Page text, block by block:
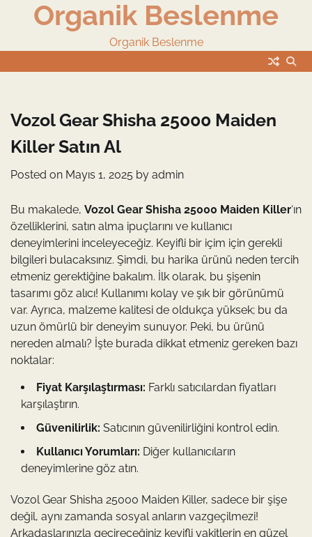
Organik Beslenme
Organik Beslenme
Vozol Gear Shisha 25000 Maiden
Killer Satın Al
Posted on Mayıs 1, 2025 by admin
Bu makalede, Vozol Gear Shisha 25000 Maiden Killer‘ın
özelliklerini, satın alma ipuçlarını ve kullanıcı
deneyimlerini inceleyeceğiz. Keyifli bir içim için gerekli
bilgileri bulacaksınız. Şimdi, bu harika ürünü neden tercih
etmeniz gerektiğine bakalım. İlk olarak, bu şişenin
tasarımı göz alıcı! Kullanımı kolay ve şık bir görünümü
var. Ayrıca, malzeme kalitesi de oldukça yüksek; bu da
uzun ömürlü bir deneyim sunuyor. Peki, bu ürünü
nereden almalı? İşte burada dikkat etmeniz gereken bazı
noktalar:
Fiyat Karşılaştırması: Farklı satıcılardan fiyatları
karşılaştırın.
Güvenilirlik: Satıcının güvenilirliğini kontrol edin.
Kullanıcı Yorumları: Diğer kullanıcıların
deneyimlerine göz atın.
Vozol Gear Shisha 25000 Maiden Killer, sadece bir şişe
değil, aynı zamanda sosyal anların vazgeçilmezi!
Arkadaşlarınızla geçireceğiniz keyifli vakitlerin en güzel